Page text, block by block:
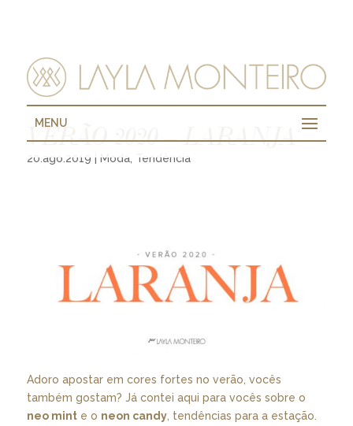
MENU
VERÃO 2020 – LARANJA
20.ago.2019 | Moda, Tendência
Adoro apostar em cores fortes no verão, vocês
também gostam? Já contei aqui para vocês sobre o
neo minte o neon candy, tendências para a estação.